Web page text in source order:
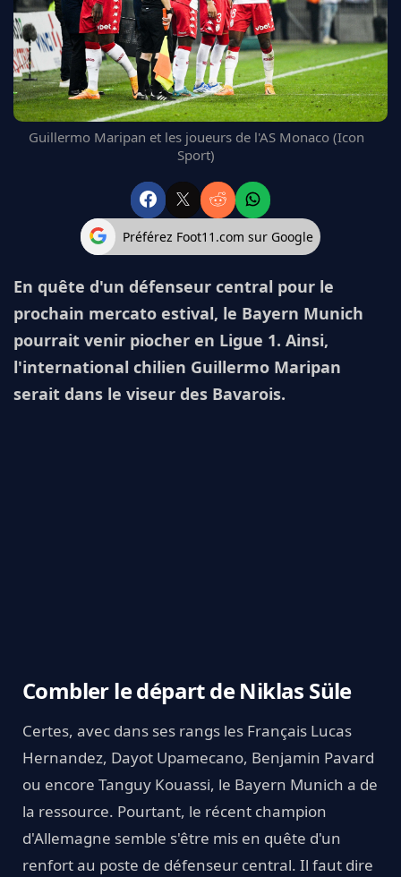
FC BARCELONE
MANCHESTER UNITED
CHELSEA
ARSENAL
BAYERN
L'AVIS DE LA RÉDAC'
Guillermo Maripan et les joueurs de l'AS Monaco (Icon
Sport)
Préférez Foot11.com sur Google
En quête d'un défenseur central pour le
prochain mercato estival, le Bayern Munich
pourrait venir piocher en Ligue 1. Ainsi,
l'international chilien Guillermo Maripan
serait dans le viseur des Bavarois.
Combler le départ de Niklas Süle
Certes, avec dans ses rangs les Français Lucas
Hernandez, Dayot Upamecano, Benjamin Pavard
ou encore Tanguy Kouassi, le Bayern Munich a de
la ressource. Pourtant, le récent champion
d'Allemagne semble s'être mis en quête d'un
renfort au poste de défenseur central. Il faut dire